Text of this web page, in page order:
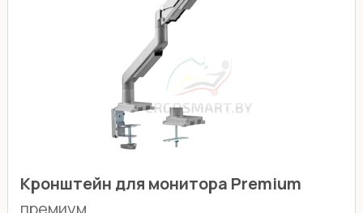
Кронштейн для монитора Premium
премиум